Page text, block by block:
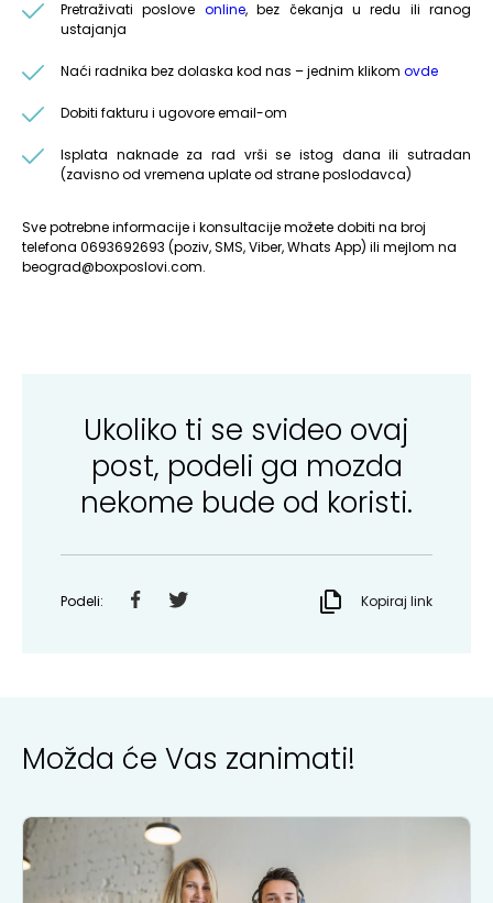
Pretraživati poslove online, bez čekanja u redu ili ranog
ustajanja
Naći radnika bez dolaska kod nas – jednim klikom ovde
Dobiti fakturu i ugovore email-om
Isplata naknade za rad vrši se istog dana ili sutradan
(zavisno od vremena uplate od strane poslodavca)
Sve potrebne informacije i konsultacije možete dobiti na broj
telefona 0693692693 (poziv, SMS, Viber, Whats App) ili mejlom na
beograd@boxposlovi.com.
Ukoliko ti se svideo ovaj
post, podeli ga mozda
nekome bude od koristi.
Podeli: Kopiraj link
Možda će Vas zanimati!